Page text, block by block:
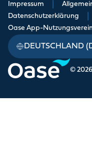
© 2026
Impressum
Datenschutzerklärung
Oase App-
DEUTSCHLAND